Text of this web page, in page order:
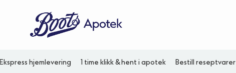
Ekspress hjemlevering 1 time klikk & hent i apotek Bestill reseptvarer